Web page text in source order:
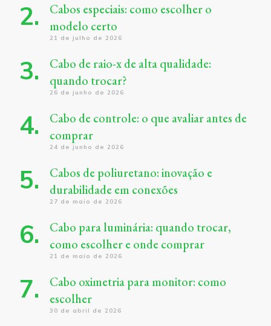
Cabos especiais: como escolher o
modelo certo
21 de julho de 2026
Cabo de raio-x de alta qualidade:
quando trocar?
26 de junho de 2026
Cabo de controle: o que avaliar antes de
comprar
24 de junho de 2026
Cabos de poliuretano: inovação e
durabilidade em conexões
27 de maio de 2026
Cabo para luminária: quando trocar,
como escolher e onde comprar
21 de maio de 2026
Cabo oximetria para monitor: como
escolher
30 de abril de 2026